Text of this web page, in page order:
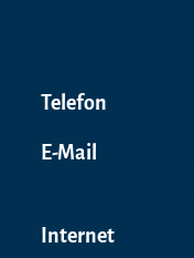
Telefon
E-Mail
Internet